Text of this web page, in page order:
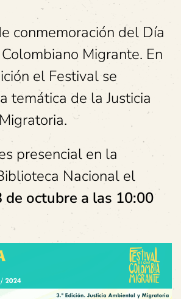
conmemoración del Día
Migrante. En
el Festival se
temática de la Justicia
presencial en la
Nacional el
de octubre a las 10:00